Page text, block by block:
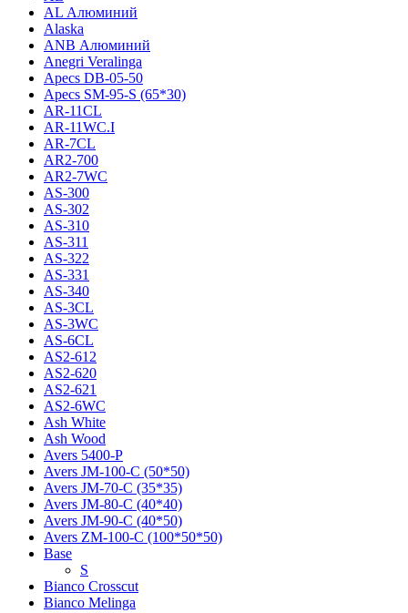
AL Алюминий
Alaska
ANB Алюминий
Anegri Veralinga
Apecs DB-05-50
Apecs SM-95-S (65*30)
AR-11CL
AR-11WC.I
AR-7CL
AR2-700
AR2-7WC
AS-300
AS-302
AS-310
AS-311
AS-322
AS-331
AS-340
AS-3CL
AS-3WC
AS-6CL
AS2-612
AS2-620
AS2-621
AS2-6WC
Ash White
Ash Wood
Avers 5400-P
Avers JМ-100-С (50*50)
Avers JМ-70-С (35*35)
Avers JМ-80-С (40*40)
Avers JМ-90-С (40*50)
Avers ZM-100-С (100*50*50)
Base
S
Bianco Crosscut
Bianco Melinga